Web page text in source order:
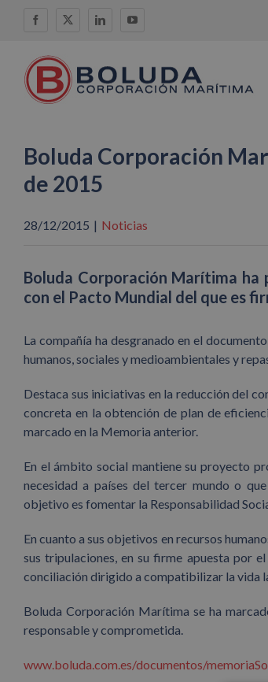
Facebook
X LinkedInYouTube
Boluda Corporación
de 2015
28/12/2015 | Noticias
Boluda Corporación Marítima ha
con el Pacto Mundial del que es
La compañía ha desgranado en el
humanos, sociales y medioambientales y
Destaca sus iniciativas en la reducción del
concreta en la obtención de plan de
marcado en la Memoria anterior.
En el ámbito social mantiene su proyecto
necesidad a países del tercer mundo o
objetivo es fomentar la Responsabilidad
En cuanto a sus objetivos en recursos
sus tripulaciones, en su firme apuesta por
conciliación dirigido a compatibilizar la vida
Boluda Corporación Marítima se ha
responsable y comprometida.
www.boluda.com.es/documentos/